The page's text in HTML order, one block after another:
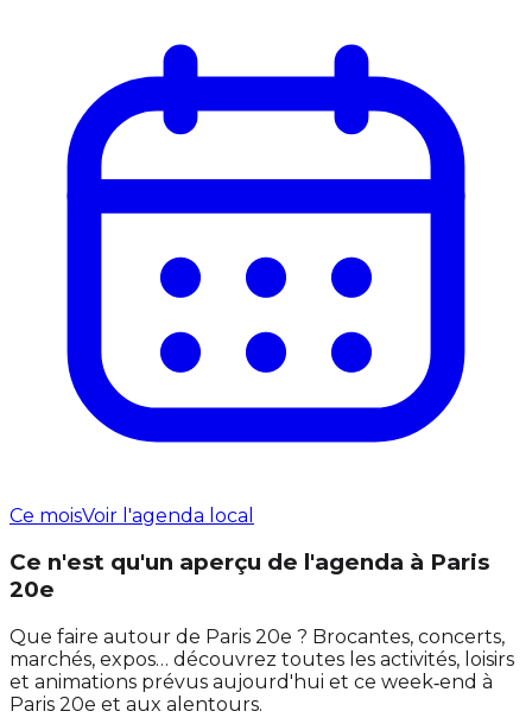
Ce moisVoir l'agenda local
Ce n'est qu'un aperçu de l'agenda à Paris
20e
Que faire autour de Paris 20e ? Brocantes, concerts,
marchés, expos… découvrez toutes les activités, loisirs
et animations prévus aujourd'hui et ce week‑end à
Paris 20e et aux alentours.